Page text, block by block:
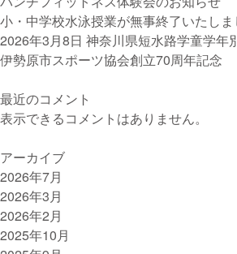
敬
訪
問
し
し
た
小・中学校水泳授業が無事終了いたしま
2026年3月8日 神奈川県短水路学童学年
伊勢原市スポーツ協会創立70周年記念
最近のコメント
表示できるコメントはありません。
アーカイブ
2026年7月
2026年3月
2026年2月
2025年10月